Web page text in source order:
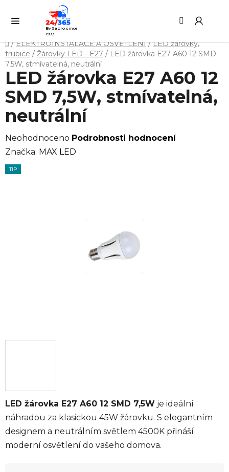
obsah
By Sapro since
1993
Domů
/ ELEKTROINSTALACE A OSVĚTLENÍ / LED žárovky,
trubice / Žárovky LED - E27 / LED žárovka E27 A60 12 SMD
7,5W, stmívatelná, neutrální
LED žárovka E27 A60 12 SMD 7,5W je ideální
náhradou za klasickou 45W žárovku. S elegantním
designem a neutrálním světlem 4500K přináší
moderní osvětlení do vašeho domova.
LED žárovka E27 A60 12
SMD 7,5W, stmívatelná,
neutrální
Průměrné
hodnocení
produktu
Neohodnoceno Podrobnosti hodnocení
Značka: MAX LED
TIP